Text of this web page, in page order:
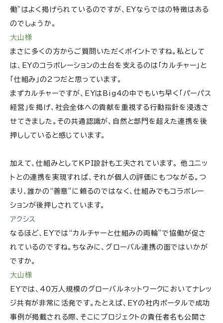
働”はよく掲げられているのですが、EYならではの特徴はある
のでしょうか。
大山様
まさに多くの方からご質問いただくポイントですね。私として
は、EYのコラボレーションの土台を支えるのは「カルチャー」と
「仕組み」の2つだと思っています。
まずカルチャーですが、EYはBig4の中でもいち早く「パーパス
経営」を掲げ、社会全体への貢献を重視する行動指針を浸透さ
せてきました。その共通認識が、自然と部門を超えた連携を後
押ししていると感じています。
加えて、仕組みとしてKPI設計も工夫されています。 他ユニッ
トとの連携を実現すれば、それが個人の評価にもつながる。つ
まり、誰かの“善意”に頼るのではなく、仕組みでもコラボレー
ションが後押しされています。
アクシス
なるほど、EYでは“カルチャーと仕組みの両輪”で協働が促さ
れているのですね。ちなみに、グローバル連携の面ではいかが
ですか。
大山様
EYでは、40万人規模のグローバルネットワークにおいてナレッ
ジ共有が非常に活発です。たとえば、EYの社内ポータルで成功
事例が掲載される際、そこにプロジェクトの責任者名も公開さ